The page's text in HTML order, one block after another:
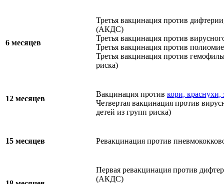
6 месяцев
Третья вакцинация против
(АКДС)
Третья вакцинация против
Третья вакцинация против
Третья вакцинация против
риска)
12 месяцев
Вакцинация против кори, краснухи,
Четвертая вакцинация против
детей из групп риска)
15 месяцев Ревакцинация против
Первая ревакцинация против
(АКДС)